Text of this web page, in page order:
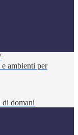
ambienti per
domani